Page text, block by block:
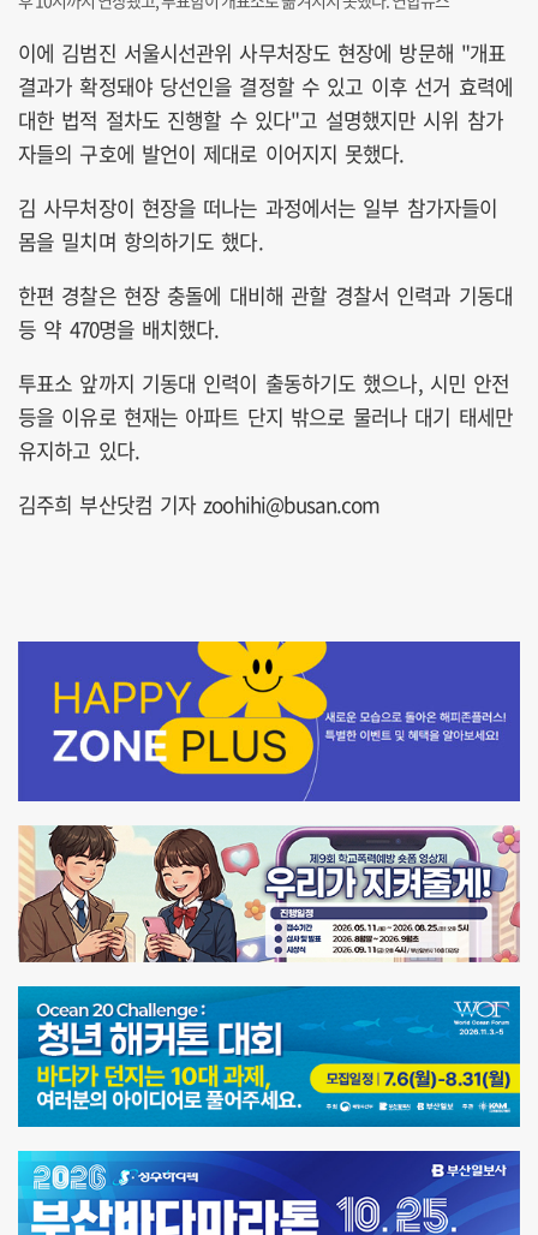
이에 김범진 서울시선관위 사무처장도 현장에 방문해 "개표
결과가 확정돼야 당선인을 결정할 수 있고 이후 선거 효력에
대한 법적 절차도 진행할 수 있다"고 설명했지만 시위 참가
자들의 구호에 발언이 제대로 이어지지 못했다.
김 사무처장이 현장을 떠나는 과정에서는 일부 참가자들이
몸을 밀치며 항의하기도 했다.
한편 경찰은 현장 충돌에 대비해 관할 경찰서 인력과 기동대
등 약 470명을 배치했다.
투표소 앞까지 기동대 인력이 출동하기도 했으나, 시민 안전
등을 이유로 현재는 아파트 단지 밖으로 물러나 대기 태세만
유지하고 있다.
김주희 부산닷컴 기자 zoohihi@busan.com